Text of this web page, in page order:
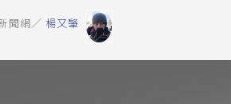
聞網／ 楊又肇